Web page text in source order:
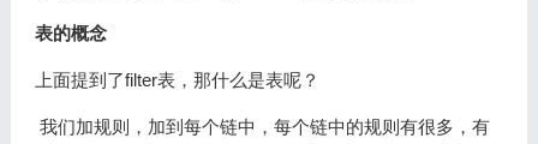
表的概念
上面提到了filter表，那什么是表呢？
​ 我们加规则，加到每个链中，每个链中的规则有很多，有